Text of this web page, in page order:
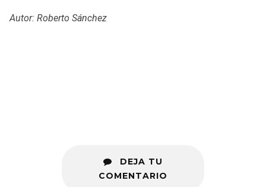
Autor: Roberto Sánchez
DEJA TU
COMENTARIO